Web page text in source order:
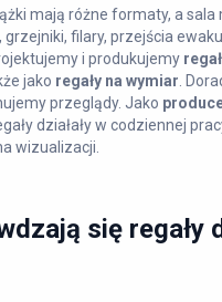
mają różne formaty, a sala
filary, przejścia
i produkujemy
jako regały na wymiar .
przeglądy. Jako
działały w codziennej
wizualizacji.
się regały